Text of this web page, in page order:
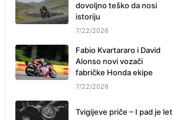
dovoljno teško da nosi
istoriju
7/22/2026
Fabio Kvartararo i David
Alonso novi vozači
fabričke Honda ekipe
7/22/2026
Tvigijeve priče – I pad je let